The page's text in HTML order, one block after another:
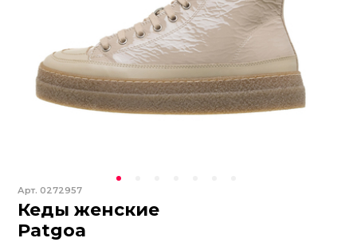
Арт.0272957
Кеды женские
Patgoa